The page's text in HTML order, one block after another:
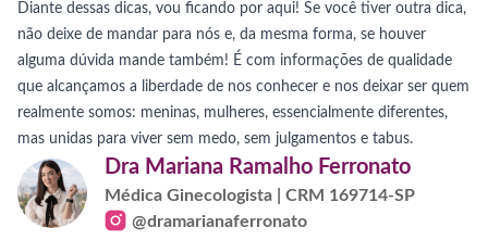
Diante dessas dicas, vou ficando por aqui! Se você tiver outra dica,
não deixe de mandar para nós e, da mesma forma, se houver
alguma dúvida mande também! É com informações de qualidade
que alcançamos a liberdade de nos conhecer e nos deixar ser quem
realmente somos: meninas, mulheres, essencialmente diferentes,
mas unidas para viver sem medo, sem julgamentos e tabus.
Dra Mariana Ramalho Ferronato
Médica Ginecologista | CRM 169714-SP
@dramarianaferronato